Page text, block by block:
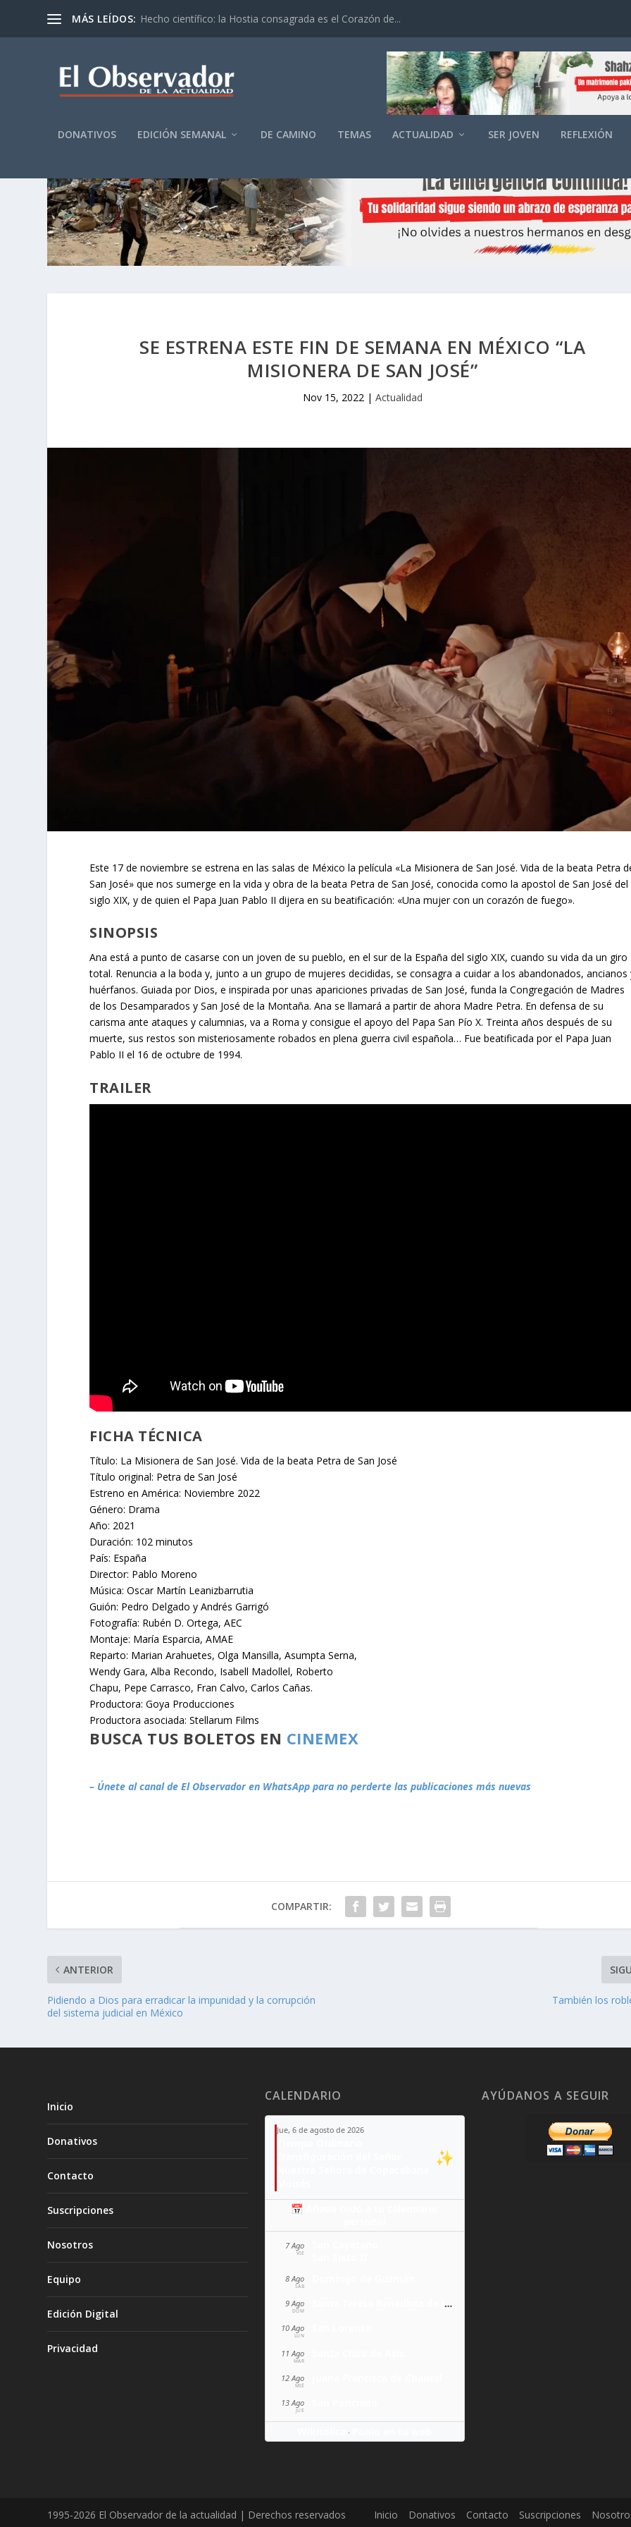
MÁS LEÍDOS: Hecho científico: la Hostia consagrada es el Corazón de...
DONATIVOS EDICIÓN SEMANAL DE CAMINO TEMAS ACTUALIDAD SER JOVEN REFLEXIÓN
SE ESTRENA ESTE FIN DE SEMANA EN MÉXICO “LA
MISIONERA DE SAN JOSÉ”
Nov 15, 2022| Actualidad
Este 17 de noviembre se estrena en las salas de México la película «La Misionera de San José. Vida de la beata Petra
San José» que nos sumerge en la vida y obra de la beata Petra de San José, conocida como la apostol de San José del
siglo XIX, y de quien el Papa Juan Pablo II dijera en su beatificación: «Una mujer con un corazón de fuego».
SINOPSIS
Ana está a punto de casarse con un joven de su pueblo, en el sur de la España del siglo XIX, cuando su vida da un giro
total. Renuncia a la boda y, junto a un grupo de mujeres decididas, se consagra a cuidar a los abandonados, ancianos
huérfanos. Guiada por Dios, e inspirada por unas apariciones privadas de San José, funda la Congregación de Madres
de los Desamparados y San José de la Montaña. Ana se llamará a partir de ahora Madre Petra. En defensa de su
carisma ante ataques y calumnias, va a Roma y consigue el apoyo del Papa San Pío X. Treinta años después de su
muerte, sus restos son misteriosamente robados en plena guerra civil española… Fue beatificada por el Papa Juan
Pablo II el 16 de octubre de 1994.
TRAILER
FICHA TÉCNICA
Título: La Misionera de San José. Vida de la beata Petra de San José
Título original: Petra de San José
Estreno en América: Noviembre 2022
Género: Drama
Año: 2021
Duración: 102 minutos
País: España
Director: Pablo Moreno
Música: Oscar Martín Leanizbarrutia
Guión: Pedro Delgado y Andrés Garrigó
Fotografía: Rubén D. Ortega, AEC
Montaje: María Esparcia, AMAE
Reparto: Marian Arahuetes, Olga Mansilla, Asumpta Serna,
Wendy Gara, Alba Recondo, Isabell Madollel, Roberto
Chapu, Pepe Carrasco, Fran Calvo, Carlos Cañas.
Productora: Goya Producciones
Productora asociada: Stellarum Films
BUSCA TUS BOLETOS EN CINEMEX
– Únete al canal de El Observador en WhatsApp para no perderte las publicaciones más nuevas
COMPARTIR:
ANTERIOR
Pidiendo a Dios para erradicar la impunidad y la corrupción
del sistema judicial en México
También los
Inicio
Donativos
Contacto
Suscripciones
Nosotros
Equipo
Edición Digital
Privacidad
CALENDARIO
Jue, 6 de agosto de 2026
✨
📅 Añade todo a tu calendario
7 Ago
VIE
8 Ago
SÁB
9 Ago
DOM
Santa Teresa Benedicta de la Cruz
10 Ago
LUN
11 Ago
MAR
12 Ago
MIÉ
13 Ago
JUE
·
AYÚDANOS A SEGUIR
1995-2026 El Observador de la actualidad | Derechos reservados Inicio Donativos Contacto Suscripciones